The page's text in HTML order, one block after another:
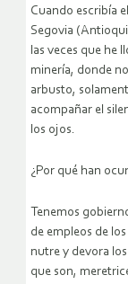
Cuando escribía
Segovia
las veces que he
minería, donde
arbusto,
acompañar el
los ojos.
¿Por qué han
Tenemos
de empleos de
nutre y devora
que son,